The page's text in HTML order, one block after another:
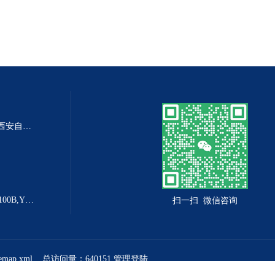
DP-100DP-100精密数字差压表,西安自动化仪表一厂 数字压力表
YX-160B防爆电接点压力表YX-100B,YX-160B 扫一扫 微信咨询
总访问量：640151 管理登陆